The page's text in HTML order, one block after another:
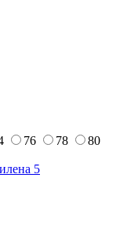
76 78
80
5